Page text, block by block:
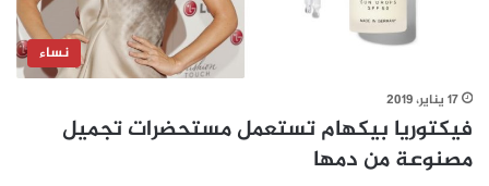
نساء
17 يناير، 2019
فيكتوريا بيكهام تستعمل مستحضرات تجميل
مصنوعة من دمها